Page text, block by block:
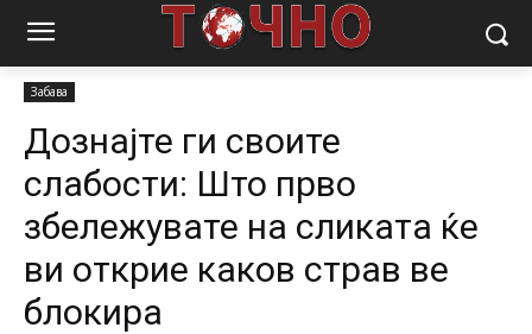
Почетна Забава
Дознајте ги своите слабости: Што
Забава
Дознајте ги своите
слабости: Што прво
збележувате на сликата ќе
ви открие каков страв ве
блокира